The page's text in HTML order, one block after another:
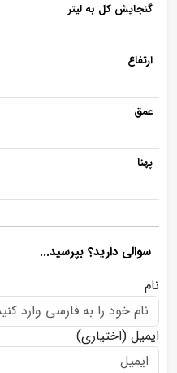
گنجایش کل به لیتر
ارتفاع
عمق
پهنا
سوالی دارید؟ بپرسید...
نام
ایمیل (اختیاری)